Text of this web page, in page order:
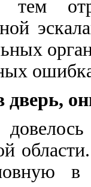
дверь,
в